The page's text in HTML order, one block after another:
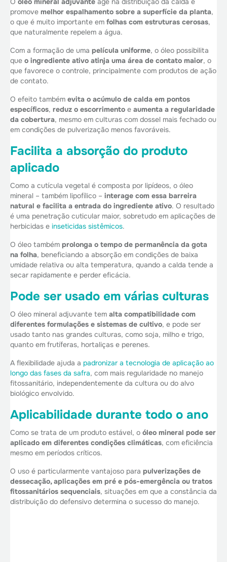
promove melhor espalhamento sobre a superfície da planta,
o que é muito importante em folhas com estruturas cerosas,
que naturalmente repelem a água.
Com a formação de uma película uniforme, o óleo possibilita
que o ingrediente ativo atinja uma área de contato maior, o
que favorece o controle, principalmente com produtos de ação
de contato.
O efeito também evita o acúmulo de calda em pontos
específicos, reduz o escorrimento e aumenta a regularidade
da cobertura, mesmo em culturas com dossel mais fechado ou
em condições de pulverização menos favoráveis.
Facilita a absorção do produto
aplicado
Como a cutícula vegetal é composta por lipídeos, o óleo
mineral – também lipofílico – interage com essa barreira
natural e facilita a entrada do ingrediente ativo. O resultado
é uma penetração cuticular maior, sobretudo em aplicações de
herbicidas e inseticidas sistêmicos.
O óleo também prolonga o tempo de permanência da gota
na folha, beneficiando a absorção em condições de baixa
umidade relativa ou alta temperatura, quando a calda tende a
secar rapidamente e perder eficácia.
Pode ser usado em várias culturas
O óleo mineral adjuvante tem alta compatibilidade com
diferentes formulações e sistemas de cultivo, e pode ser
usado tanto nas grandes culturas, como soja, milho e trigo,
quanto em frutíferas, hortaliças e perenes.
A flexibilidade ajuda a padronizar a tecnologia de aplicação ao
longo das fases da safra, com mais regularidade no manejo
fitossanitário, independentemente da cultura ou do alvo
biológico envolvido.
Aplicabilidade durante todo o ano
Como se trata de um produto estável, o óleo mineral pode ser
aplicado em diferentes condições climáticas, com eficiência
mesmo em períodos críticos.
O uso é particularmente vantajoso para pulverizações de
dessecação, aplicações em pré e pós-emergência ou tratos
fitossanitários sequenciais, situações em que a constância da
distribuição do defensivo determina o sucesso do manejo.